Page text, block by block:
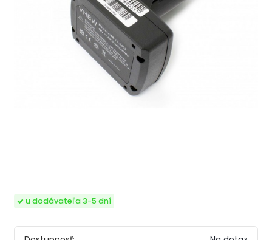
u dodávateľa 3-5 dní